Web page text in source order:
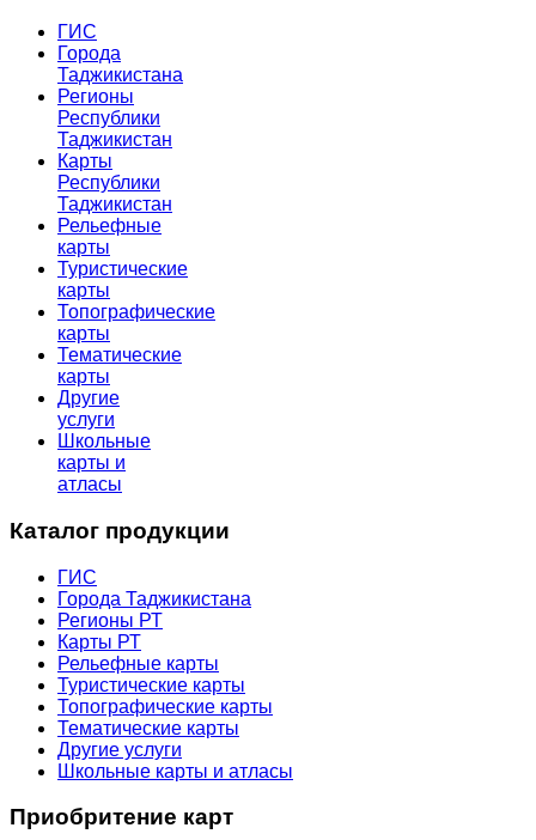
ГИС
Города
Таджикистана
Регионы
Республики
Таджикистан
Карты
Республики
Таджикистан
Рельефные
карты
Туристические
карты
Топографические
карты
Тематические
карты
Другие
услуги
Школьные
карты и
атласы
Каталог продукции
ГИС
Города Таджикистана
Регионы РТ
Карты РТ
Рельефные карты
Туристические карты
Топографические карты
Тематические карты
Другие услуги
Школьные карты и атласы
Приобритение карт